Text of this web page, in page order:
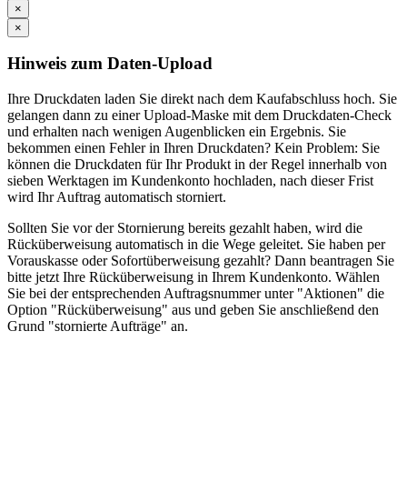
×
×
Hinweis zum Daten-Upload
Ihre Druckdaten laden Sie direkt nach dem Kaufabschluss hoch. Sie
gelangen dann zu einer Upload-Maske mit dem Druckdaten-Check
und erhalten nach wenigen Augenblicken ein Ergebnis. Sie
bekommen einen Fehler in Ihren Druckdaten? Kein Problem: Sie
können die Druckdaten für Ihr Produkt in der Regel innerhalb von
sieben Werktagen im Kundenkonto hochladen, nach dieser Frist
wird Ihr Auftrag automatisch storniert.
Sollten Sie vor der Stornierung bereits gezahlt haben, wird die
Rücküberweisung automatisch in die Wege geleitet. Sie haben per
Vorauskasse oder Sofortüberweisung gezahlt? Dann beantragen Sie
bitte jetzt Ihre Rücküberweisung in Ihrem Kundenkonto. Wählen
Sie bei der entsprechenden Auftragsnummer unter "Aktionen" die
Option "Rücküberweisung" aus und geben Sie anschließend den
Grund "stornierte Aufträge" an.